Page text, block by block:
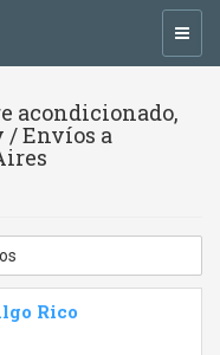
acondicionado,
Envíos a
Rico